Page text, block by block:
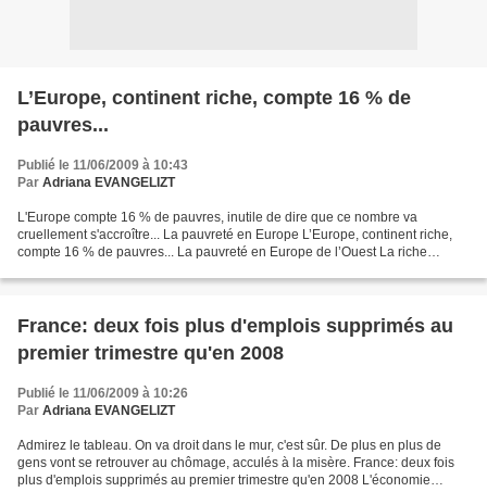
L’Europe, continent riche, compte 16 % de
pauvres...
Publié le 11/06/2009 à 10:43
Par Adriana EVANGELIZT
L'Europe compte 16 % de pauvres, inutile de dire que ce nombre va
cruellement s'accroître... La pauvreté en Europe L’Europe, continent riche,
compte 16 % de pauvres... La pauvreté en Europe de l’Ouest La riche
France: deux fois plus d'emplois supprimés au
premier trimestre qu'en 2008
Publié le 11/06/2009 à 10:26
Par Adriana EVANGELIZT
Admirez le tableau. On va droit dans le mur, c'est sûr. De plus en plus de
gens vont se retrouver au chômage, acculés à la misère. France: deux fois
plus d'emplois supprimés au premier trimestre qu'en 2008 L'économie